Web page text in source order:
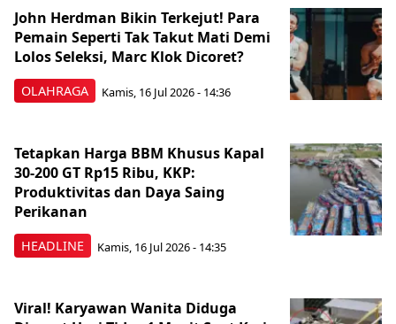
OLAHRAGA
John Herdman Bikin Terkejut! Para
Pemain Seperti Tak Takut Mati Demi
Lolos Seleksi, Marc Klok Dicoret?
Kamis, 16 Jul 2026 - 14:36
HEADLINE
Tetapkan Harga BBM Khusus Kapal
30-200 GT Rp15 Ribu, KKP:
Produktivitas dan Daya Saing
Perikanan
Kamis, 16 Jul 2026 - 14:35
Viral! Karyawan Wanita Diduga